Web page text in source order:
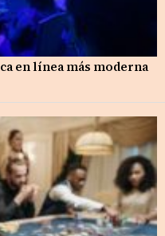
en línea más moderna